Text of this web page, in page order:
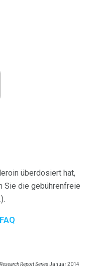
überdosiert hat,
Sie die gebührenfreie
Research Report SeriesJanuar 2014